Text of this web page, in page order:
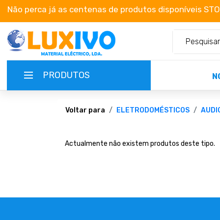
Não perca já as centenas de produtos disponíveis
PRODUTOS
Voltar para ELETRODOMÉSTICOS
Actualmente não existem produtos deste tipo.